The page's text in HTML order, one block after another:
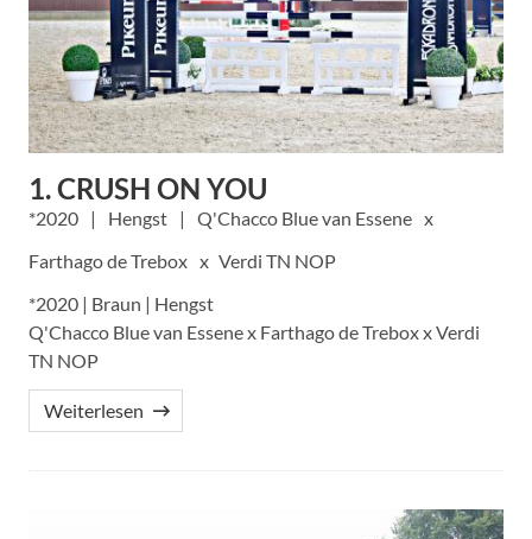
1. CRUSH ON YOU
2020 Hengst
Q'Chacco Blue van Essene
Farthago de Trebox
Verdi TN NOP
*2020 | Braun | Hengst
Q'Chacco Blue van Essene x Farthago de Trebox x Verdi
TN NOP
Weiterlesen